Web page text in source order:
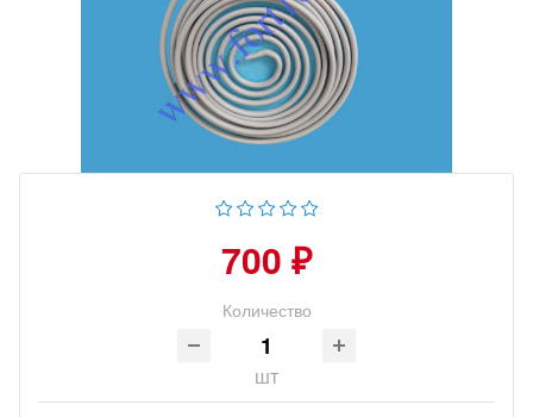
700 ₽
Количество
шт